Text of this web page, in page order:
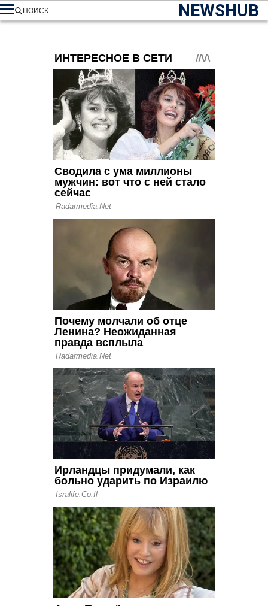
NEWSHUB
ПОИСК